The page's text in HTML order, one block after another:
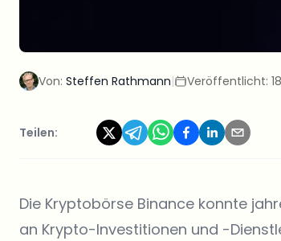
Von: Steffen Rathmann| Veröffentlicht:
Teilen:
Die Kryptobörse Binance konnte
an Krypto-Investitionen und -